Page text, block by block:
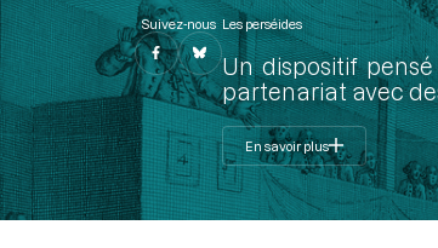
Suivez-nous Les perséides
Un dispositif
partenariat avec
En savoir plus